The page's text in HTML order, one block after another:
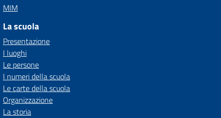
MIM
La scuola
Presentazione
I luoghi
Le persone
I numeri della scuola
Le carte della scuola
Organizzazione
La storia